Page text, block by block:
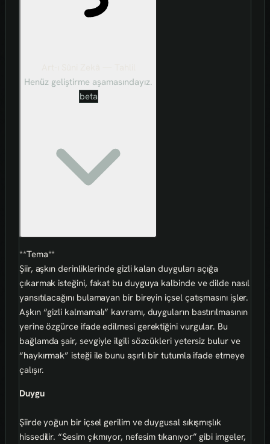
Henüz geliştirme aşamasındayız.
beta
**Tema**
Şiir, aşkın derinliklerinde gizli kalan duyguları açığa
çıkarmak isteğini, fakat bu duyguya kalbinde ve dilde nasıl
yansıtılacağını bulamayan bir bireyin içsel çatışmasını işler.
Aşkın “gizli kalmamalı” kavramı, duyguların bastırılmasının
yerine özgürce ifade edilmesi gerektiğini vurgular. Bu
bağlamda şair, sevgiyle ilgili sözcükleri yetersiz bulur ve
“haykırmak” isteği ile bunu aşırlı bir tutumla ifade etmeye
çalışır.
Duygu
Şiirde yoğun bir içsel gerilim ve duygusal sıkışmışlık
hissedilir. “Sesim çıkmıyor, nefesim tıkanıyor” gibi imgeler,